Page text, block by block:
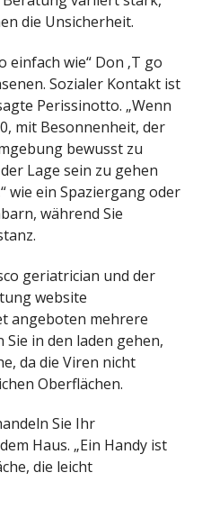
die Unsicherheit.
einfach wie“ Don ‚T go
Sozialer Kontakt ist
Perissinotto. „Wenn
mit Besonnenheit, der
bewusst zu
Lage sein zu gehen
wie ein Spaziergang oder
während Sie
geriatrician und der
website
angeboten mehrere
in den laden gehen,
da die Viren nicht
Oberflächen.
Sie Ihr
Haus. „Ein Handy ist
die leicht